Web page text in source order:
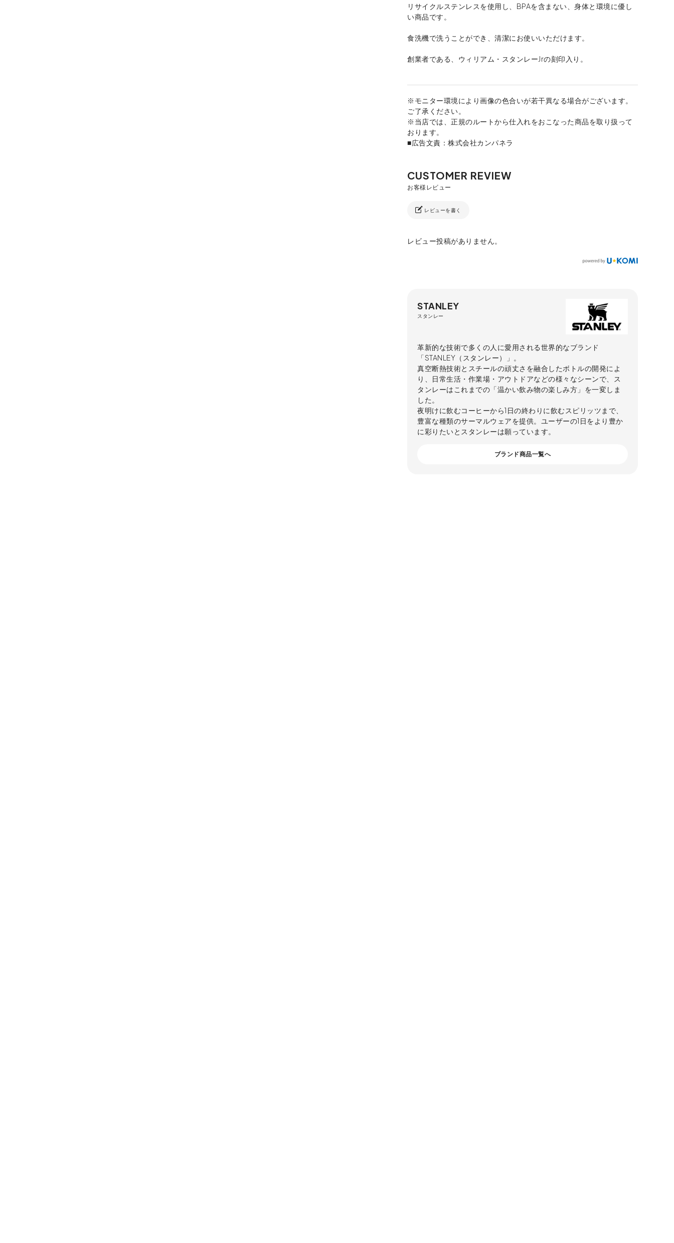
リサイクルステンレスを使用し、BPAを含まない、身体と環境に優し
い商品です。
食洗機で洗うことができ、清潔にお使いいただけます。
創業者である、ウィリアム・スタンレーJrの刻印入り。
※モニター環境により画像の色合いが若干異なる場合がございます。
ご了承ください。
※当店では、正規のルートから仕入れをおこなった商品を取り扱って
おります。
■広告文責：株式会社カンパネラ
レビューを書く
レビュー投稿がありません。
STANLEY
スタンレー
革新的な技術で多くの人に愛用される世界的なブランド
「STANLEY（スタンレー）」。
真空断熱技術とスチールの頑丈さを融合したボトルの開発によ
り、日常生活・作業場・アウトドアなどの様々なシーンで、ス
タンレーはこれまでの「温かい飲み物の楽しみ方」を一変しま
した。
夜明けに飲むコーヒーから1日の終わりに飲むスピリッツまで、
豊富な種類のサーマルウェアを提供。ユーザーの1日をより豊か
に彩りたいとスタンレーは願っています。
ブランド商品一覧へ